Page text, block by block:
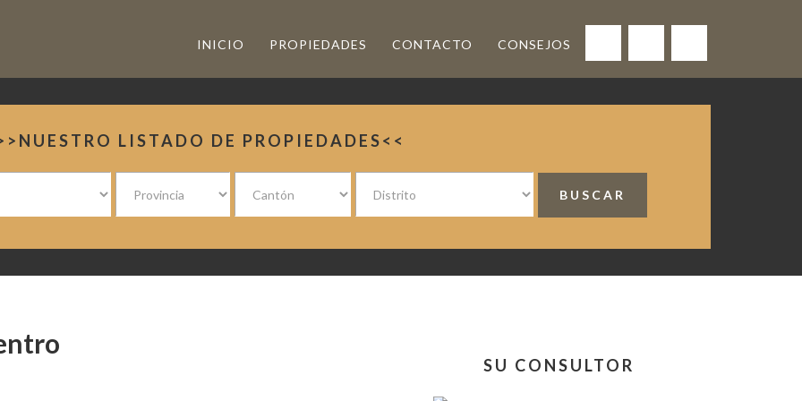
INICIO PROPIEDADES CONTACTO CONSEJOS
LISTADO DE PROPIEDADES<<
lateralSU CONSULTOR